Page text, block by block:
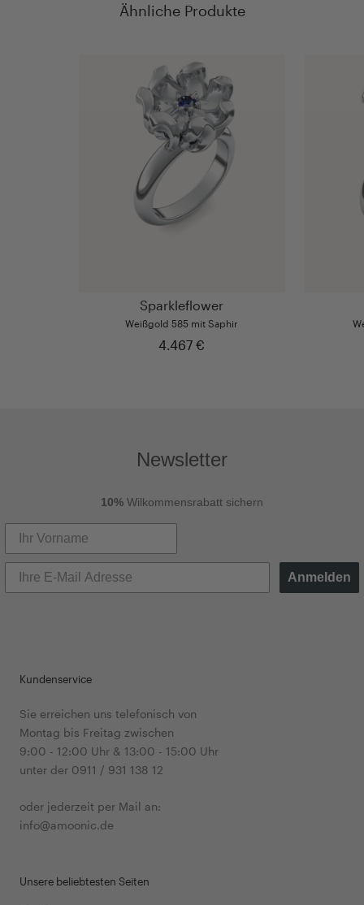
Ähnliche Produkte
Sparkleflower
Weißgold 585 mit Saphir
4.467 €
Newsletter
10% Wilkommensrabatt sichern
Anmelden
Kundenservice
Sie erreichen uns telefonisch von
Montag bis Freitag zwischen
9:00 - 12:00 Uhr & 13:00 - 15:00 Uhr
unter der 0911 / 931 138 12
oder jederzeit per Mail an:
info@amoonic.de
Unsere beliebtesten Seiten